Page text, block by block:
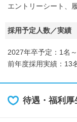
エントリーシート、
採用予定人数／実績
2027年卒予定：1名
前年度採用実績：13
待遇・福利厚